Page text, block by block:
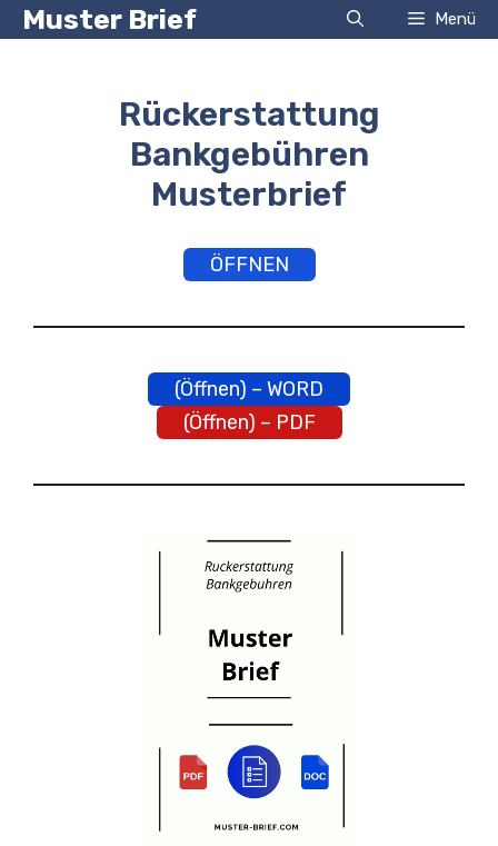
Zum
InhaltMuster Brief Menü
Rückerstattung
Bankgebühren
Musterbrief
ÖFFNEN
(Öffnen) – WORD
(Öffnen) – PDF